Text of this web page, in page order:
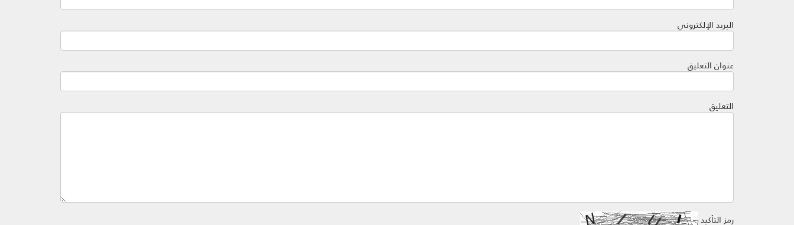
البريد الإلكتروني
عنوان التعليق
التعليق
رمز التأكيد